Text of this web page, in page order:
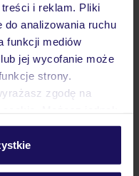
i reklam. Pliki
analizowania ruchu
funkcji mediów
jej wycofanie może
strony.
zgodę na
w zakładkę
cookie znajdziesz